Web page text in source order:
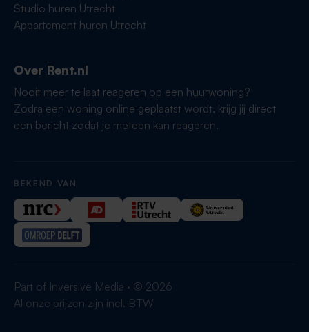
Studio huren Utrecht
Appartement huren Utrecht
Over Rent.nl
Nooit meer te laat reageren op een huurwoning?
Zodra een woning online geplaatst wordt, krijg jij direct
een bericht zodat je meteen kan reageren.
BEKEND VAN
Part of Inversive Media · © 2026
Al onze prijzen zijn incl. BTW